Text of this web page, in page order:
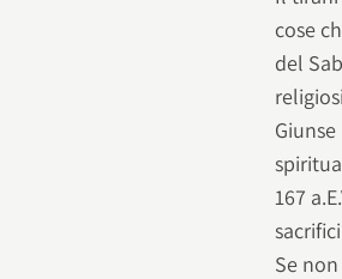
cose
del
167
Se